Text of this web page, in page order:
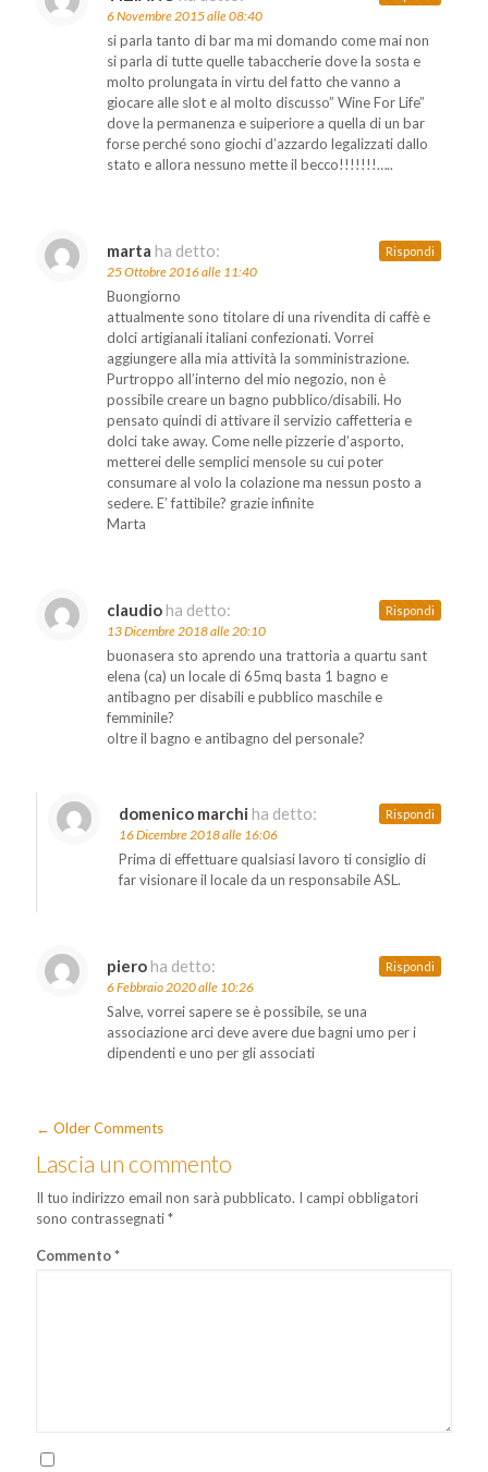
6 Novembre 2015 alle 08:40
si parla tanto di bar ma mi domando come mai non
si parla di tutte quelle tabaccherie dove la sosta e
molto prolungata in virtu del fatto che vanno a
giocare alle slot e al molto discusso” Wine For Life”
dove la permanenza e suiperiore a quella di un bar
forse perché sono giochi d’azzardo legalizzati dallo
stato e allora nessuno mette il becco!!!!!!!…..
marta ha detto:
25 Ottobre 2016 alle 11:40
Buongiorno
attualmente sono titolare di una rivendita di caffè e
dolci artigianali italiani confezionati. Vorrei
aggiungere alla mia attività la somministrazione.
Purtroppo all’interno del mio negozio, non è
possibile creare un bagno pubblico/disabili. Ho
pensato quindi di attivare il servizio caffetteria e
dolci take away. Come nelle pizzerie d’asporto,
metterei delle semplici mensole su cui poter
consumare al volo la colazione ma nessun posto a
sedere. E’ fattibile? grazie infinite
Marta
Rispondi
claudioha detto:
13 Dicembre 2018 alle 20:10
buonasera sto aprendo una trattoria a quartu sant
elena (ca) un locale di 65mq basta 1 bagno e
antibagno per disabili e pubblico maschile e
femminile?
oltre il bagno e antibagno del personale?
Rispondi
domenico marchi ha detto:
16 Dicembre 2018 alle 16:06
Prima di effettuare qualsiasi lavoro ti consiglio di
far visionare il locale da un responsabile ASL.
Rispondi
pieroha detto:
6 Febbraio 2020 alle 10:26
Salve, vorrei sapere se è possibile, se una
associazione arci deve avere due bagni umo per i
dipendenti e uno per gli associati
Rispondi
← Older Comments
Lascia un commento
Il tuo indirizzo email non sarà pubblicato. I campi obbligatori
sono contrassegnati*
Commento*